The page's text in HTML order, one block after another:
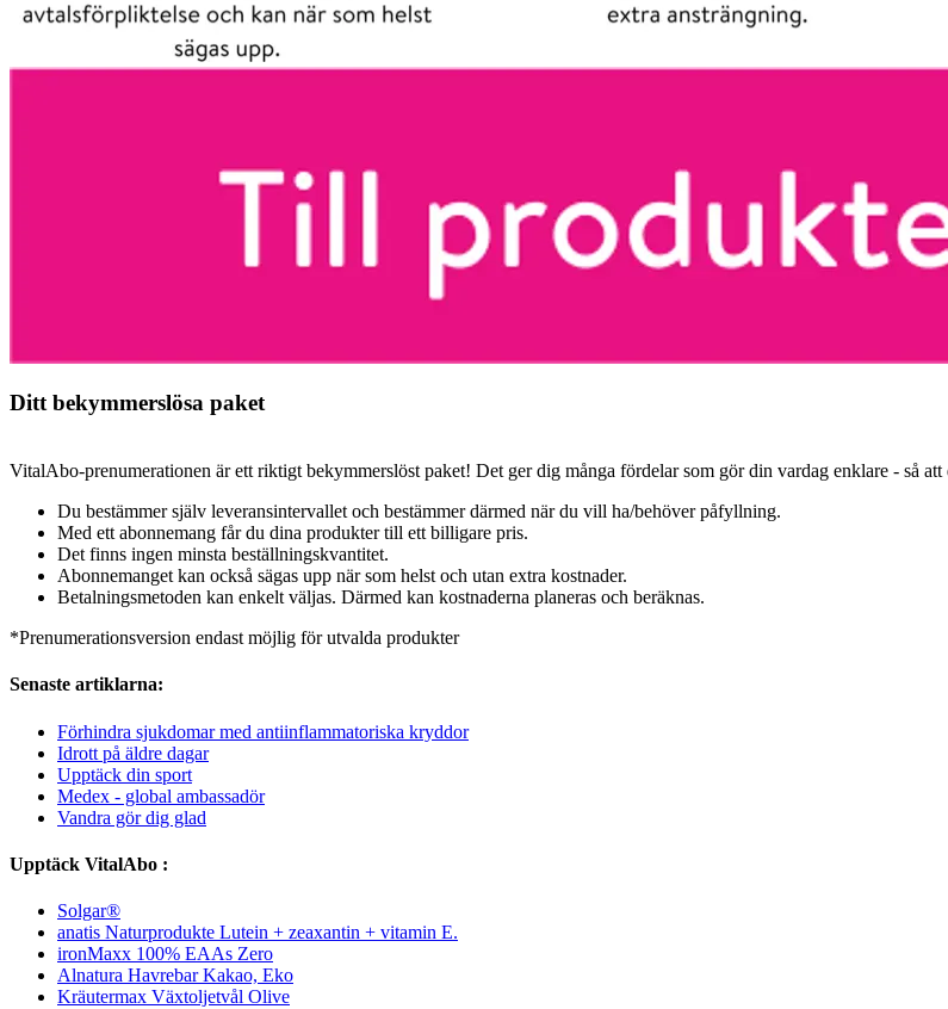
Ditt bekymmerslösa paket
VitalAbo-prenumerationen är ett riktigt bekymmerslöst paket! Det ger dig många fördelar som gör din vardag enklare - så
Du bestämmer själv leveransintervallet och bestämmer därmed när du vill ha/behöver påfyllning.
Med ett abonnemang får du dina produkter till ett billigare pris.
Det finns ingen minsta beställningskvantitet.
Abonnemanget kan också sägas upp när som helst och utan extra kostnader.
Betalningsmetoden kan enkelt väljas. Därmed kan kostnaderna planeras och beräknas.
*Prenumerationsversion endast möjlig för utvalda produkter
Senaste artiklarna:
Förhindra sjukdomar med antiinflammatoriska kryddor
Idrott på äldre dagar
Upptäck din sport
Medex - global ambassadör
Vandra gör dig glad
Upptäck VitalAbo :
Solgar®
anatis Naturprodukte Lutein + zeaxantin + vitamin E.
ironMaxx 100% EAAs Zero
Alnatura Havrebar Kakao, Eko
Kräutermax Växtoljetvål Olive